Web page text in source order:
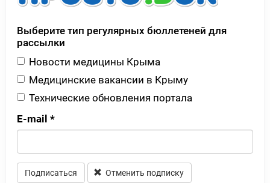
Выберите тип регулярных бюллетеней для
рассылки
Новости медицины Крыма
Медицинские вакансии в Крыму
Технические обновления портала
E-mail *
Подписаться Отменить подписку